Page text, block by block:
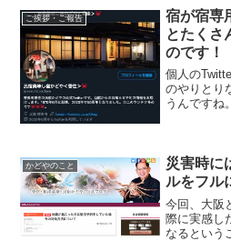
い社会であ
じ、思わず
ました。
ご挨拶・ご報告
宿が宿専
とたくさ
のです！
個人の
のやりとり
うんですね
かどやのこと
災害時に
ルをフル
今回、大阪
際に実感し
なるという